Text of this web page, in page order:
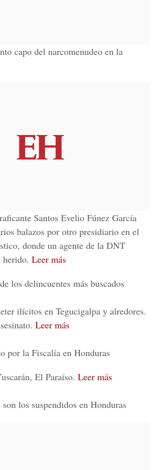
capo del narcomenudeo en la
Santos Evelio Fúnez García
balazos por otro presidiario en el
donde un agente de la DNT
herido. Leer más
los delincuentes más buscados
ilícitos en Tegucigalpa y alredores.
Leer más
por la Fiscalía en Honduras
El Paraíso. Leer más
los suspendidos en Honduras